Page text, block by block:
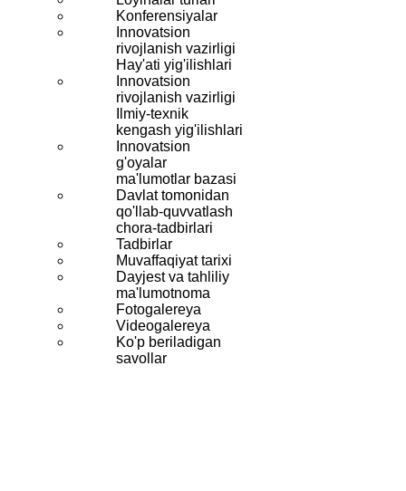
Konferensiyalar
Innovatsion
rivojlanish vazirligi
Hay'ati yig'ilishlari
Innovatsion
rivojlanish vazirligi
Ilmiy-texnik
kengash yig'ilishlari
Innovatsion
g'oyalar
ma'lumotlar bazasi
Davlat tomonidan
qo'llab-quvvatlash
chora-tadbirlari
Tadbirlar
Muvaffaqiyat tarixi
Dayjest va tahliliy
ma'lumotnoma
Fotogalereya
Videogalereya
Ko'p beriladigan
savollar